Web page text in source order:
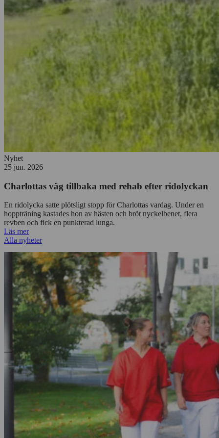
Nyhet
25 jun. 2026
Charlottas väg tillbaka med rehab efter ridolyckan
En ridolycka satte plötsligt stopp för Charlottas vardag. Under en
hoppträning kastades hon av hästen och bröt nyckelbenet, flera
revben och fick en punkterad lunga.
Läs mer
Alla nyheter